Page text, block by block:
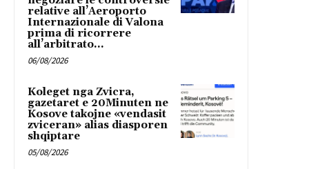
relative all’Aeroporto
Internazionale di Valona
prima di ricorrere
all’arbitrato...
06/08/2026
Koleget nga Zvicra,
gazetaret e 20Minuten ne
Kosove takojne «vendasit
zviceran» alias diasporen
shqiptare
05/08/2026